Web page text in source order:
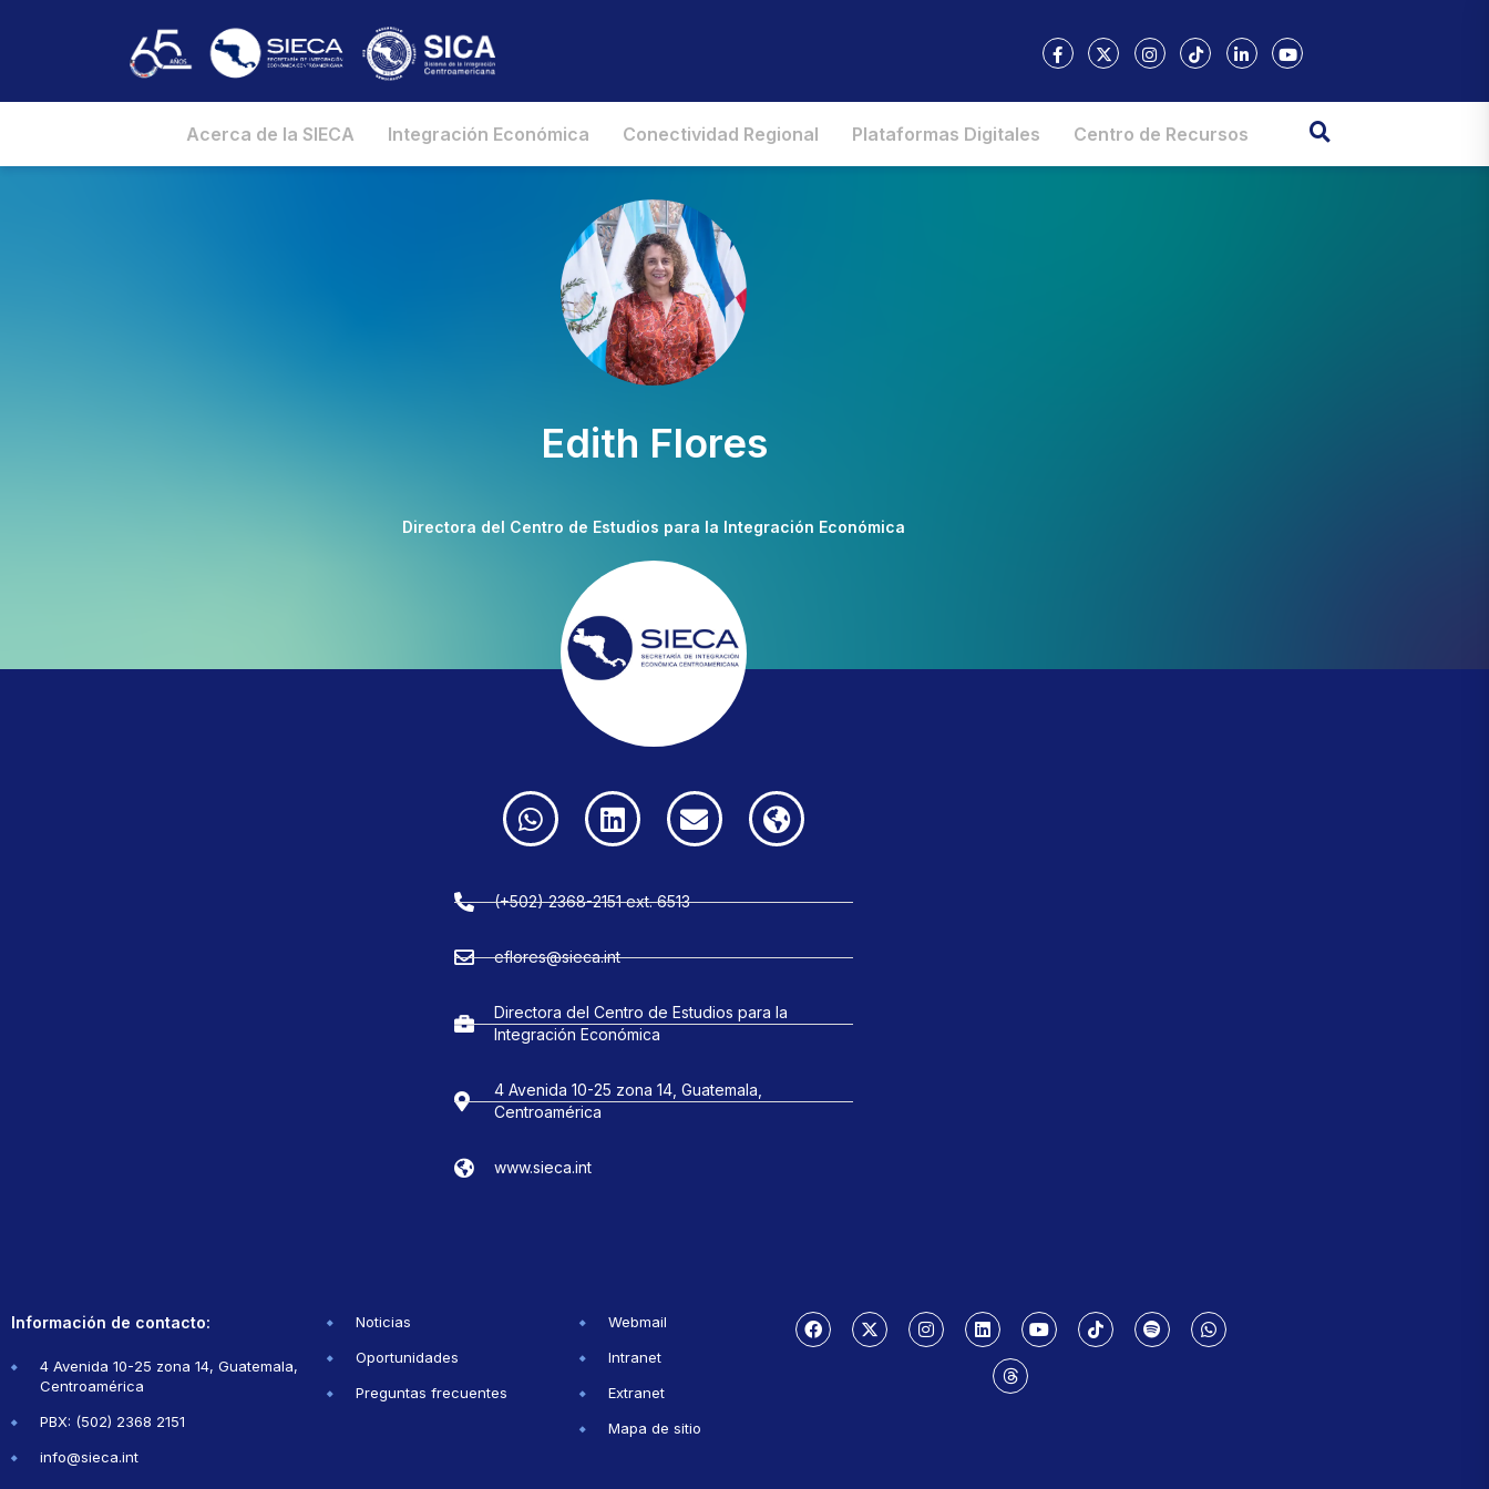
Acerca de la SIECA Integración Económica Conectividad Regional Plataformas Digitales Centro de Recursos
Edith Flores
Directora del Centro de Estudios para la Integración Económica
(+502) 2368-2151 ext. 6513
eflores@sieca.int
Directora del Centro de Estudios para la
Integración Económica
4 Avenida 10-25 zona 14, Guatemala,
Centroamérica
www.sieca.int
Información de contacto:
4 Avenida 10-25 zona 14, Guatemala,
Centroamérica
PBX: (502) 2368 2151
info@sieca.int
Noticias
Oportunidades
Preguntas frecuentes
Webmail
Intranet
Extranet
Mapa de sitio